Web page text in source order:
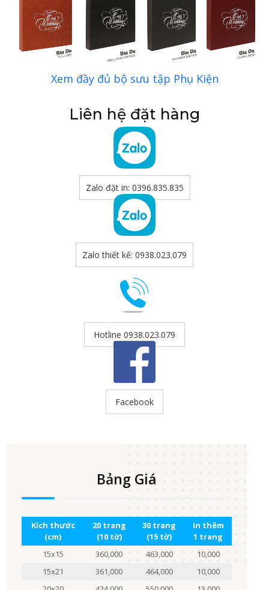
Xem đầy đủ bộ sưu tập Phụ Kiện
Liên hệ đặt hàng
Zalo đặt in: 0396.835.835
Zalo thiết kế: 0938.023.079
Hotline 0938.023.079
Facebook
Bảng Giá
Kích thước
(cm)
20 trang
(10 tờ)
30 trang
(15 tờ)
In thêm
1 trang
15x15
360,000 463,000
10,000
15x21
361,000 464,000
10,000